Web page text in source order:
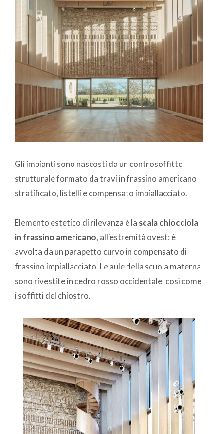
Gli impianti sono nascosti da un controsoffitto
strutturale formato da travi in frassino americano
stratificato, listelli e compensato impiallacciato.
Elemento estetico di rilevanza è la scala chiocciola
in frassino americano, all’estremità ovest: è
avvolta da un parapetto curvo in compensato di
frassino impiallacciato. Le aule della scuola materna
sono rivestite in cedro rosso occidentale, così come
i soffitti del chiostro.